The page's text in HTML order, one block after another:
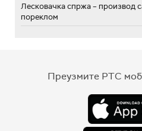
Лесковачка спржа – производ
пореклом
Преузмите РТС